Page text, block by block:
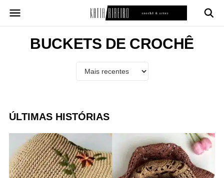
para
conteúdoBUCKETS DE CROCHÊ
ÚLTIMAS HISTÓRIAS